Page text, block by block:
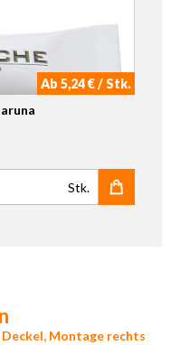
Ab 5,24 € / Stk.
Varuna, Quaruna
Stk.
Montage rechts